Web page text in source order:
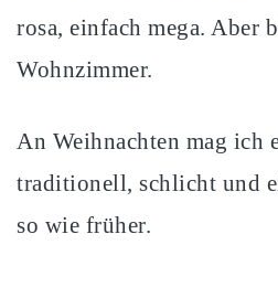
rosa, einfach mega. Aber
Wohnzimmer.
An Weihnachten mag ich
traditionell, schlicht und
so wie früher.